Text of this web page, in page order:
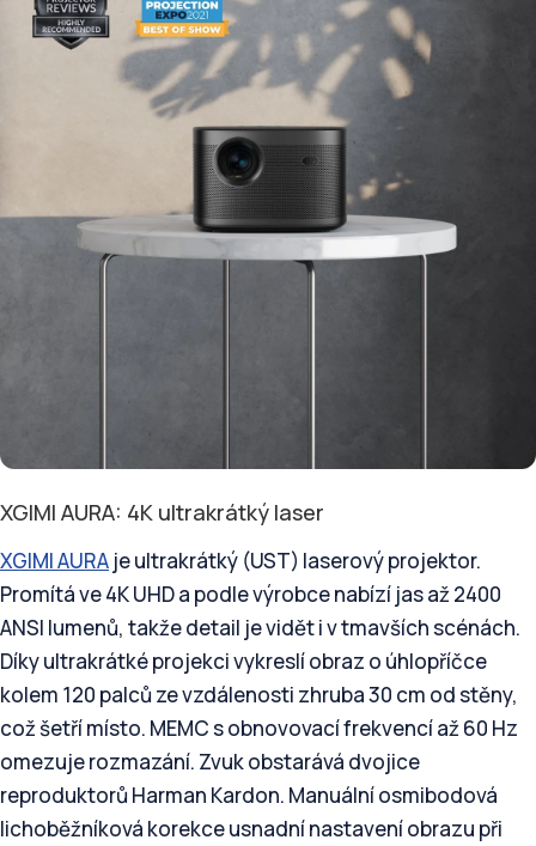
XGIMI AURA: 4K ultrakrátký laser
XGIMI AURA je ultrakrátký (UST) laserový projektor.
Promítá ve 4K UHD a podle výrobce nabízí jas až 2400
ANSI lumenů, takže detail je vidět i v tmavších scénách.
Díky ultrakrátké projekci vykreslí obraz o úhlopříčce
kolem 120 palců ze vzdálenosti zhruba 30 cm od stěny,
což šetří místo. MEMC s obnovovací frekvencí až 60 Hz
omezuje rozmazání. Zvuk obstarává dvojice
reproduktorů Harman Kardon. Manuální osmibodová
lichoběžníková korekce usnadní nastavení obrazu při